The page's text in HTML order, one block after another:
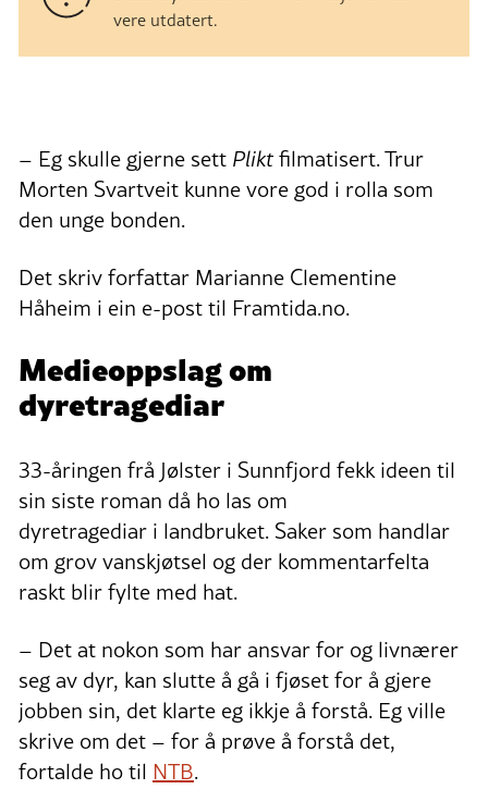
vere utdatert.
– Eg skulle gjerne sett Pliktfilmatisert. Trur
Morten Svartveit kunne vore god i rolla som
den unge bonden.
Det skriv forfattar Marianne Clementine
Håheim i ein e-post til Framtida.no.
Medieoppslag om
dyretragediar
33-åringen frå Jølster i Sunnfjord fekk ideen til
sin siste roman då ho las om
dyretragediar i landbruket. Saker som handlar
om grov vanskjøtsel og der kommentarfelta
raskt blir fylte med hat.
– Det at nokon som har ansvar for og livnærer
seg av dyr, kan slutte å gå i fjøset for å gjere
jobben sin, det klarte eg ikkje å forstå. Eg ville
skrive om det – for å prøve å forstå det,
fortalde ho til NTB.